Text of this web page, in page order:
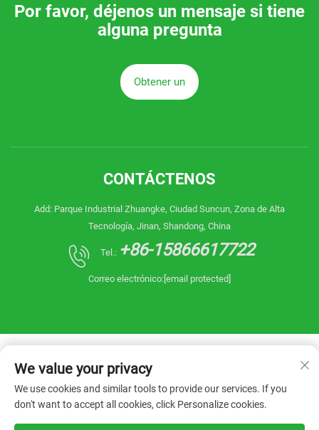
Por favor, déjenos un mensaje si tiene
alguna pregunta
Obtener un
CONTÁCTENOS
Add: Parque Industrial Zhuangke, Ciudad Suncun, Zona de Alta
Tecnología, Jinan, Shandong, China
Tel.: +86-15866617722
Correo electrónico:[email protected]
Copyright © 2026 China Shandong Reanin
Machinery Co.,Ltd. Todos los derechos reservados.
We value your privacy
We use cookies and similar tools to provide our services. If you
don't want to accept all cookies, click Personalize cookies.